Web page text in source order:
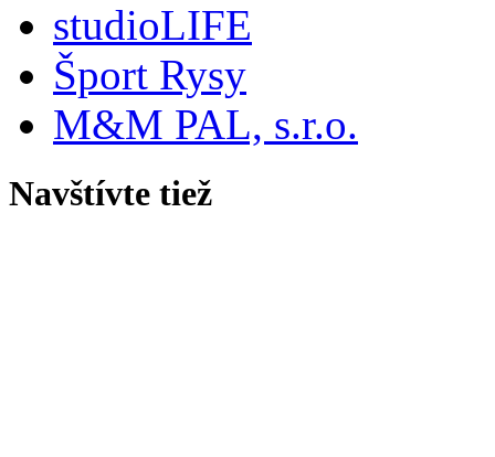
studioLIFE
Šport Rysy
M&M PAL, s.r.o.
Navštívte tiež